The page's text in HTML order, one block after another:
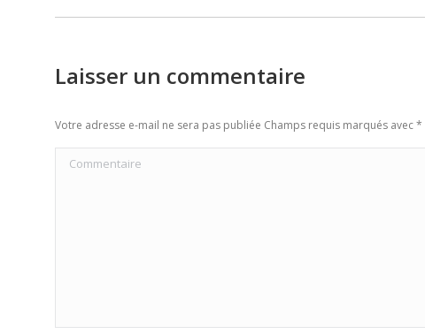
Laisser un commentaire
Votre adresse e-mail ne sera pas publiée Champs requis marqués avec*
Commentaire